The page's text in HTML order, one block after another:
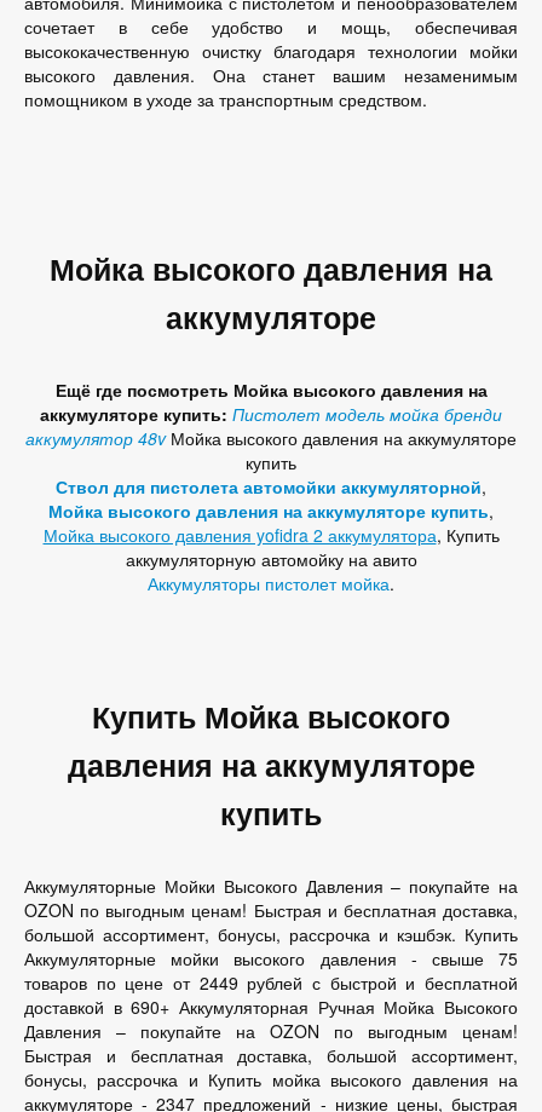
сочетает в себе удобство и мощь, обеспечивая
высококачественную очистку благодаря технологии мойки
высокого давления. Она станет вашим незаменимым
помощником в уходе за транспортным средством.
Мойка высокого давления на
аккумуляторе
Ещё где посмотреть Мойка высокого давления на
аккумуляторе купить: Пистолет модель мойка бренди
аккумулятор 48vМойка высокого давления на аккумуляторе
купить
Ствол для пистолета автомойки аккумуляторной,
Мойка высокого давления на аккумуляторе купить,
Мойка высокого давления yofidra 2 аккумулятора, Купить
аккумуляторную автомойку на авито
Аккумуляторы пистолет мойка.
Купить Мойка высокого
давления на аккумуляторе
купить
Аккумуляторные Мойки Высокого Давления – покупайте на
OZON по выгодным ценам! Быстрая и бесплатная доставка,
большой ассортимент, бонусы, рассрочка и кэшбэк. Купить
Аккумуляторные мойки высокого давления - свыше 75
товаров по цене от 2449 рублей с быстрой и бесплатной
доставкой в 690+ Аккумуляторная Ручная Мойка Высокого
Давления – покупайте на OZON по выгодным ценам!
Быстрая и бесплатная доставка, большой ассортимент,
бонусы, рассрочка и Купить мойка высокого давления на
аккумуляторе - 2347 предложений - низкие цены, быстрая